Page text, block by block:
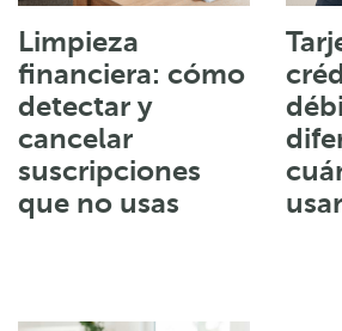
Limpieza
financiera: cómo
detectar y
cancelar
suscripciones
que no usas